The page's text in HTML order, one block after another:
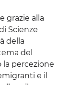
grazie alla
Scienze
della
del
percezione
e il